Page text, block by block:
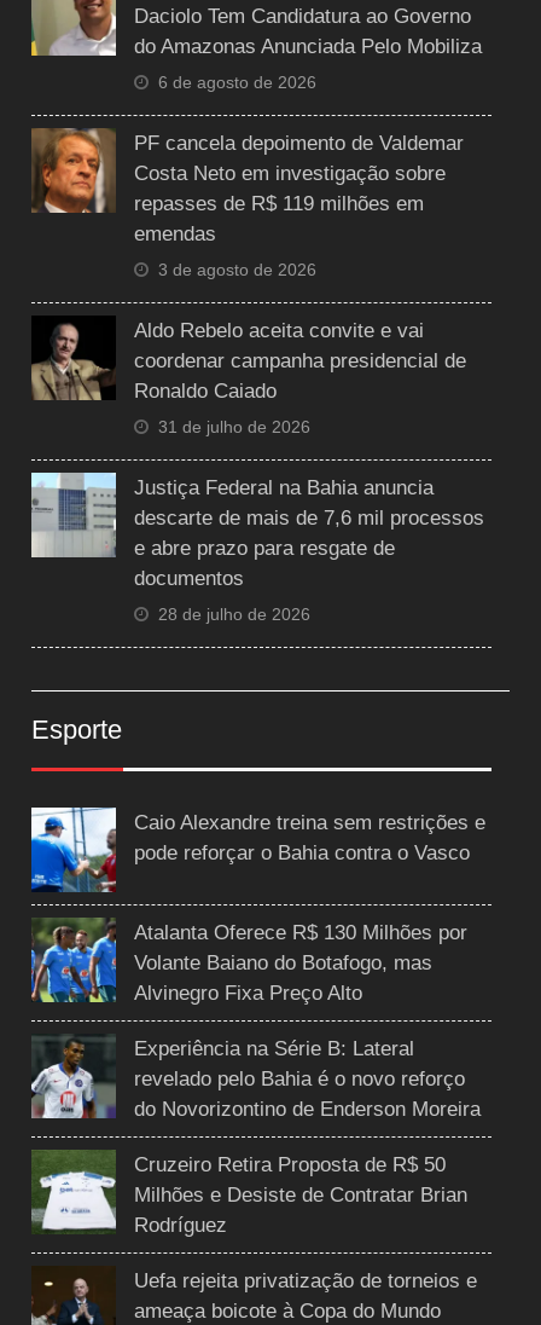
Daciolo Tem Candidatura ao Governo
do Amazonas Anunciada Pelo Mobiliza
6 de agosto de 2026
PF cancela depoimento de Valdemar
Costa Neto em investigação sobre
repasses de R$ 119 milhões em
emendas
3 de agosto de 2026
Aldo Rebelo aceita convite e vai
coordenar campanha presidencial de
Ronaldo Caiado
31 de julho de 2026
Justiça Federal na Bahia anuncia
descarte de mais de 7,6 mil processos
e abre prazo para resgate de
documentos
28 de julho de 2026
Esporte
Caio Alexandre treina sem restrições e
pode reforçar o Bahia contra o Vasco
Atalanta Oferece R$ 130 Milhões por
Volante Baiano do Botafogo, mas
Alvinegro Fixa Preço Alto
Experiência na Série B: Lateral
revelado pelo Bahia é o novo reforço
do Novorizontino de Enderson Moreira
Cruzeiro Retira Proposta de R$ 50
Milhões e Desiste de Contratar Brian
Rodríguez
Uefa rejeita privatização de torneios e
ameaça boicote à Copa do Mundo